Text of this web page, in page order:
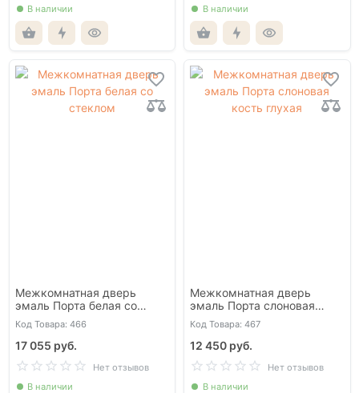
В наличии
В наличии
Межкомнатная дверь
эмаль Порта белая со
стеклом
Код Товара: 466
17 055 руб.
Нет отзывов
В наличии
Межкомнатная дверь
эмаль Порта слоновая
кость глухая
Код Товара: 467
12 450 руб.
Нет отзывов
В наличии